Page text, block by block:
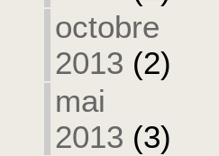
octobre
2013 (2)
mai
2013 (3)